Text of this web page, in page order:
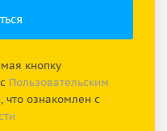
кнопку
Пользовательским
что ознакомлен с